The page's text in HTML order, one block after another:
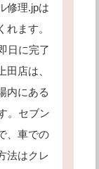
修理.jpは
ます。
日に完了
店は、
内にある
。セブン
、車での
法はクレ